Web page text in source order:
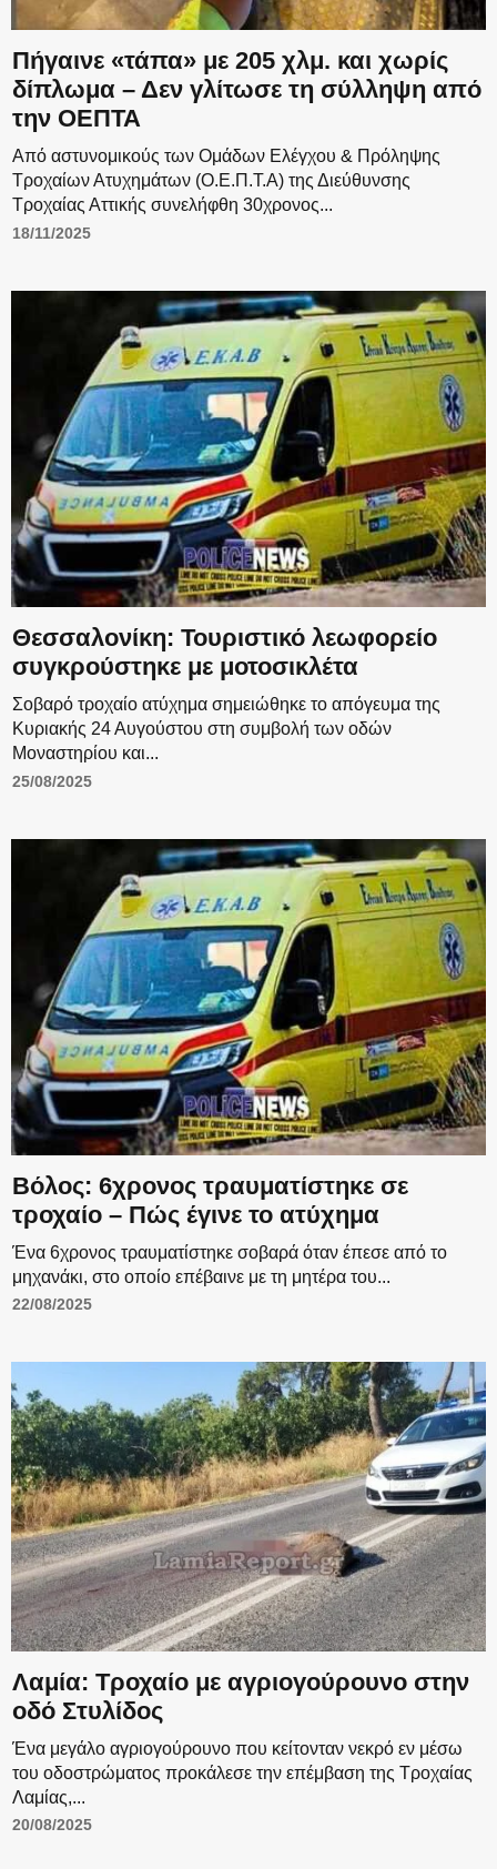
Πήγαινε «τάπα» με 205 χλμ. και χωρίς
δίπλωμα – Δεν γλίτωσε τη σύλληψη από
την ΟΕΠΤΑ
Από αστυνομικούς των Ομάδων Ελέγχου & Πρόληψης
Τροχαίων Ατυχημάτων (Ο.Ε.Π.Τ.Α) της Διεύθυνσης
Τροχαίας Αττικής συνελήφθη 30χρονος...
18/11/2025
Θεσσαλονίκη: Τουριστικό λεωφορείο
συγκρούστηκε με μοτοσικλέτα
Σοβαρό τροχαίο ατύχημα σημειώθηκε το απόγευμα της
Κυριακής 24 Αυγούστου στη συμβολή των οδών
Μοναστηρίου και...
25/08/2025
Βόλος: 6χρονος τραυματίστηκε σε
τροχαίο – Πώς έγινε το ατύχημα
Ένα 6χρονος τραυματίστηκε σοβαρά όταν έπεσε από το
μηχανάκι, στο οποίο επέβαινε με τη μητέρα του...
22/08/2025
Λαμία: Τροχαίο με αγριογούρουνο στην
οδό Στυλίδος
Ένα μεγάλο αγριογούρουνο που κείτονταν νεκρό εν μέσω
του οδοστρώματος προκάλεσε την επέμβαση της Τροχαίας
Λαμίας,...
20/08/2025